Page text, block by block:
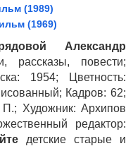
(1989)
(1969)
Александр
рассказы, повести;
1954; Цветность:
Кадров: 62;
Художник: Архипов
редактор:
детские старые и